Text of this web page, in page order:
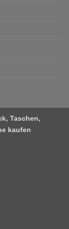
Taschen,
kaufen